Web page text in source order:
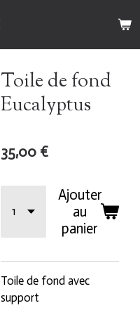
Toile de fond
Eucalyptus
35,00 €
Ajouter
au
panier
Toile de fond avec
support